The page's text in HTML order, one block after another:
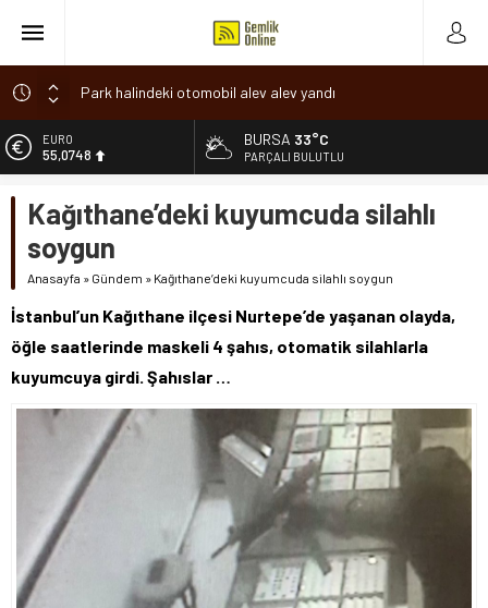
Park halindeki otomobil alev alev yandı
Osmangazi’de baharın müjdesi ‘Hıdırellez’ coşkuyla kutlandı
7 aylık hamileyken evden çıktı, sırra kadem bastı
Romanya’da Hıdırellez Coşkusu
ALTIN
6.623,43
13.785,25
DOLAR
47,7048
55,0748
BURSA 33°C
PARÇALI BULUTLU
Kağıthane’deki kuyumcuda silahlı
soygun
Anasayfa » Gündem » Kağıthane’deki kuyumcuda silahlı soygun
İstanbul’un Kağıthane ilçesi Nurtepe’de yaşanan olayda,
öğle saatlerinde maskeli 4 şahıs, otomatik silahlarla
kuyumcuya girdi. Şahıslar …